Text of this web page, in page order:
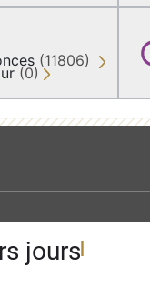
(11806)
(0)
jours